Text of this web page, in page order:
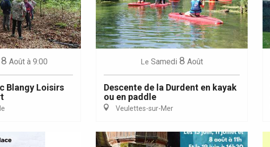
8 Août à 9:00
Blangy Loisirs
Le Samedi 8 Août
Descente de la Durdent en kayak
ou en paddle
Veulettes-sur-Mer